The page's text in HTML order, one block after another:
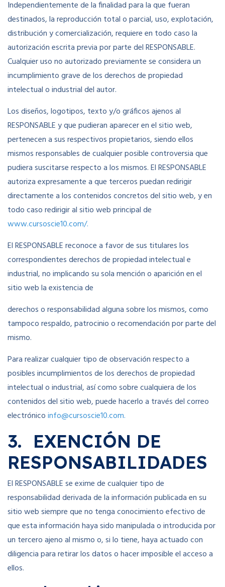
Independientemente de la finalidad para la que fueran
destinados, la reproducción total o parcial, uso, explotación,
distribución y comercialización, requiere en todo caso la
autorización escrita previa por parte del RESPONSABLE.
Cualquier uso no autorizado previamente se considera un
incumplimiento grave de los derechos de propiedad
intelectual o industrial del autor.
Los diseños, logotipos, texto y/o gráficos ajenos al
RESPONSABLE y que pudieran aparecer en el sitio web,
pertenecen a sus respectivos propietarios, siendo ellos
mismos responsables de cualquier posible controversia que
pudiera suscitarse respecto a los mismos. El RESPONSABLE
autoriza expresamente a que terceros puedan redirigir
directamente a los contenidos concretos del sitio web, y en
todo caso redirigir al sitio web principal de
www.cursoscie10.com/.
El RESPONSABLE reconoce a favor de sus titulares los
correspondientes derechos de propiedad intelectual e
industrial, no implicando su sola mención o aparición en el
sitio web la existencia de
derechos o responsabilidad alguna sobre los mismos, como
tampoco respaldo, patrocinio o recomendación por parte del
mismo.
Para realizar cualquier tipo de observación respecto a
posibles incumplimientos de los derechos de propiedad
intelectual o industrial, así como sobre cualquiera de los
contenidos del sitio web, puede hacerlo a través del correo
electrónicoinfo@cursoscie10.com.
3. EXENCIÓN DE
RESPONSABILIDADES
El RESPONSABLE se exime de cualquier tipo de
responsabilidad derivada de la información publicada en su
sitio web siempre que no tenga conocimiento efectivo de
que esta información haya sido manipulada o introducida por
un tercero ajeno al mismo o, si lo tiene, haya actuado con
diligencia para retirar los datos o hacer imposible el acceso a
ellos.